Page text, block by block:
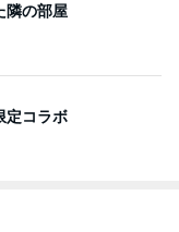
隣の部屋
定コラボ